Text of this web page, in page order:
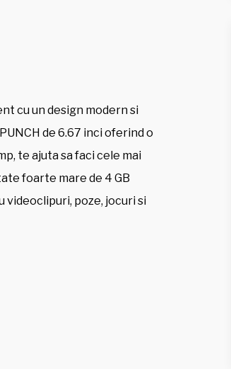
cu un design modern si
de 6.67 inci oferind o
te ajuta sa faci cele mai
foarte mare de 4 GB
videoclipuri, poze, jocuri si